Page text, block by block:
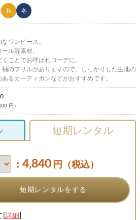
秋 冬
ワンピース。
ル混素材。
ことでお呼ばれコーデに。
のフリルがありますので、しっかりした生地の
るカーディガンなどがおすすめです。
円）
短期レンタル
： 4,840 円（税込）
短期レンタルをする
詳細